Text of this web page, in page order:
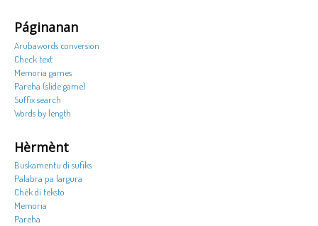
Páginanan
Arubawords conversion
Check text
Memoria games
Pareha (slide game)
Suffix search
Words by length
Hèrmènt
Buskamentu di sufiks
Palabra pa largura
Chèk di teksto
Memoria
Pareha